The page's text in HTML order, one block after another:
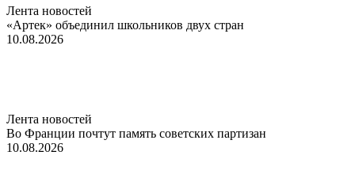
Лента новостей
«Артек» объединил школьников двух стран
10.08.2026
Лента новостей
Во Франции почтут память советских партизан
10.08.2026